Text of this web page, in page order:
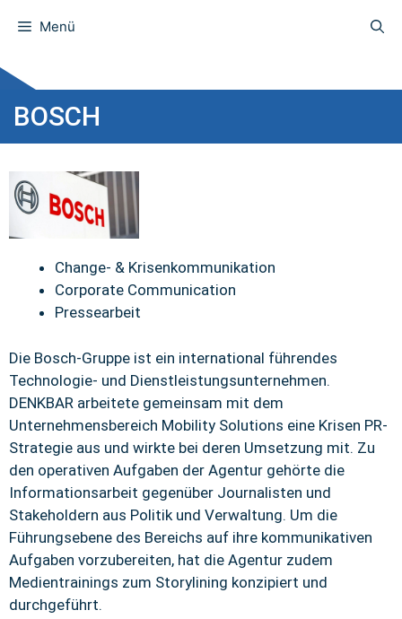
Menü
BOSCH
Change- & Krisenkommunikation
Corporate Communication
Pressearbeit
Die Bosch-Gruppe ist ein international führendes
Technologie- und Dienstleistungsunternehmen.
DENKBAR arbeitete gemeinsam mit dem
Unternehmensbereich Mobility Solutions eine Krisen PR-
Strategie aus und wirkte bei deren Umsetzung mit. Zu
den operativen Aufgaben der Agentur gehörte die
Informationsarbeit gegenüber Journalisten und
Stakeholdern aus Politik und Verwaltung. Um die
Führungsebene des Bereichs auf ihre kommunikativen
Aufgaben vorzubereiten, hat die Agentur zudem
Medientrainings zum Storylining konzipiert und
durchgeführt.